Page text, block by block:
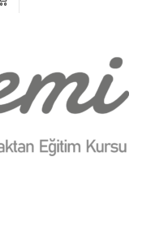
için hazırlanmıştır.
bu eğitim seti,
kitabının sistematik
detaylı anlatımından oluşmaktadır.
64 video ve 40 saati aşan
, zor konular animasyonlar,
sık sorulan noktalar
analitik soru çözüm teknikleri ön